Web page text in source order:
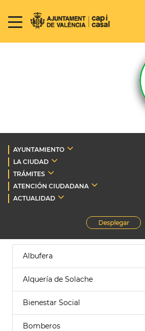
AYUNTAMIENTO
LA CIUDAD
TRÁMITES
ATENCIÓN CIUDADANA
ACTUALIDAD
Desplegar
Albufera
Alquería de Solache
Bienestar Social
Bomberos